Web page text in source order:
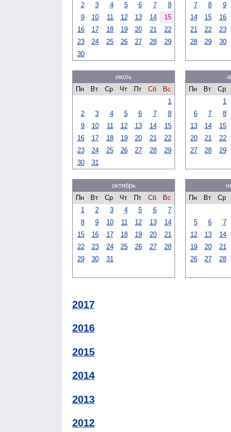
2
3 4 5 6 7
8
9
10 11 12 13 14
15
16
17 18 19 20 21
22
23
24 25 26 27 28
29
30
7
8 9
14
15 16
21
22 23
28
29 30
июль
Пн
Вт Ср Чт Пт Сб
Вс
1
2
3 4 5 6 7
8
9
10 11 12 13 14
15
16
17 18 19 20 21
22
23
24 25 26 27 28
29
30
31
Пн
Вт Ср
1
6
7 8
13
14 15
20
21 22
27
28 29
октябрь
Пн
Вт Ср Чт Пт Сб
Вс
1
2 3 4 5 6
7
8
9 10 11 12 13
14
15
16 17 18 19 20
21
22
23 24 25 26 27
28
29
30 31
Пн
Вт Ср
5
6 7
12
13 14
19
20 21
26
27 28
2017
2016
2015
2014
2013
2012